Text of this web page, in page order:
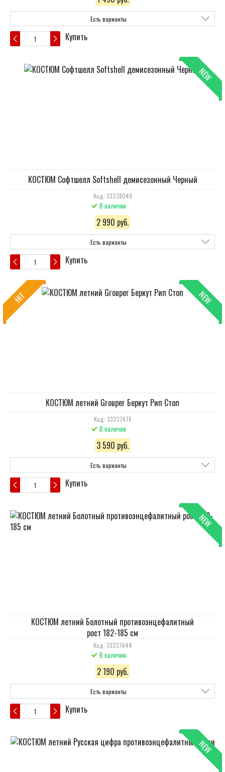
Есть варианты
Купить
NEW
КОСТЮМ Cофтшелл Softshell демисезонный Черный
Код: 33238049
В наличии
2 990 руб.
Есть варианты
Купить
NEW
HIT
КОСТЮМ летний Grouper Беркут Рип Стоп
Код: 33237976
В наличии
3 590 руб.
Есть варианты
Купить
NEW
КОСТЮМ летний Болотный противоэнцефалитный
рост 182-185 см
Код: 33237644
В наличии
2 190 руб.
Есть варианты
Купить
NEW